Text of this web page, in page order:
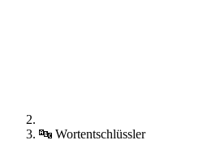
🔤 Wortentschlüssler